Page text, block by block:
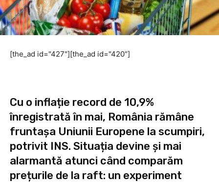
[the_ad id="427"][the_ad id="420"]
Cu o inflație record de 10,9%
înregistrată în mai, România rămâne
fruntașa Uniunii Europene la scumpiri,
potrivit INS. Situația devine și mai
alarmantă atunci când comparăm
prețurile de la raft: un experiment